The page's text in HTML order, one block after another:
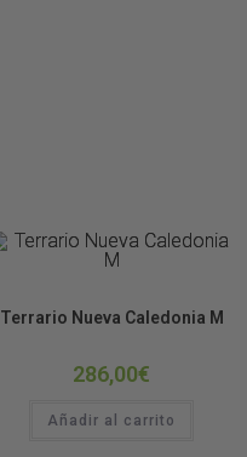
Terrario Nueva Caledonia M
286,00€
Añadir al carrito